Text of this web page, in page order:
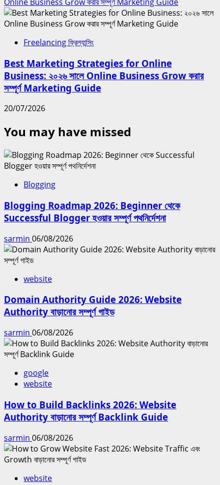
Freelancing ফ্রিল্যান্সিং
Best Marketing Strategies for Online
Business: ২০২৬ সালে Online Business Grow করার
সম্পূর্ণ Marketing Guide
20/07/2026
You may have missed
Blogging
Blogging Roadmap 2026: Beginner থেকে
Successful Blogger হওয়ার সম্পূর্ণ পথনির্দেশনা
sarmin 06/08/2026
website
Domain Authority Guide 2026: Website
Authority বাড়ানোর সম্পূর্ণ গাইড
sarmin 06/08/2026
google
website
How to Build Backlinks 2026: Website
Authority বাড়ানোর সম্পূর্ণ Backlink Guide
sarmin 06/08/2026
website